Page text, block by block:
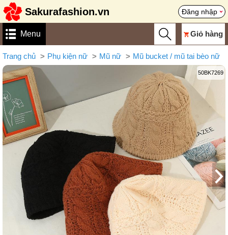
Sakurafashion.vn Đăng nhập
Menu Giỏ hàng
Trang chủ Phụ kiện nữ Mũ nữ Mũ bucket / mũ tai bèo nữ
50BK7269